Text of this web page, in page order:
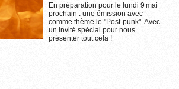
En préparation pour le lundi 9 mai
prochain : une émission avec
comme thème le "Post-punk". Avec
un invité spécial pour nous
présenter tout cela !